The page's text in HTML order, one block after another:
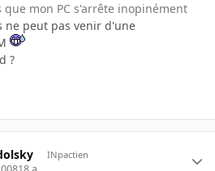
mon PC s'arrête inopinément
ne peut pas venir d'une
?
INpactien